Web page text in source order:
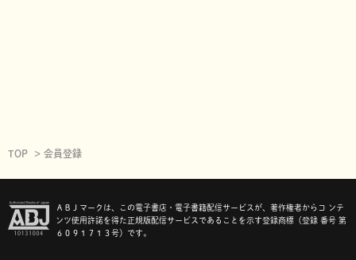
TOP 会員登録
ＡＢＪマークは、この電子書店・電子書籍配信サービスが、著作権者からコ ンテ
ンツ使用許諾を得た正規版配信サービスであることを示す登録商標（登録 番号 第
６０９１７１３号）です。